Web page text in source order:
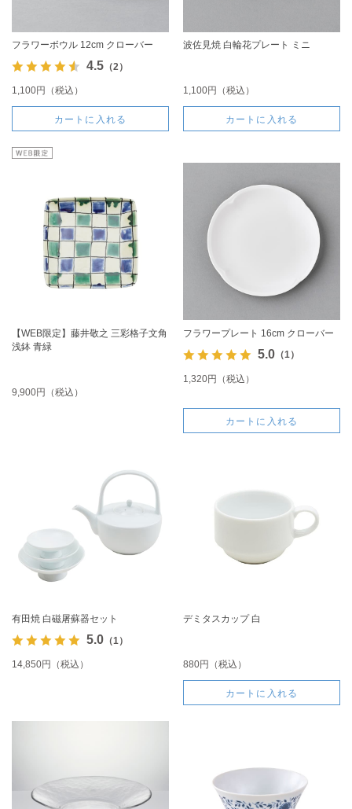
フラワーボウル 12cm クローバー
4.5（2）
1,100円（税込）
カートに入れる
波佐見焼 白輪花プレート ミニ
1,100円（税込）
カートに入れる
【WEB限定】藤井敬之 三彩格子文角
浅鉢 青緑
9,900円（税込）
フラワープレート 16cm クローバー
5.0（1）
1,320円（税込）
カートに入れる
有田焼 白磁屠蘇器セット
5.0（1）
14,850円（税込）
デミタスカップ 白
880円（税込）
カートに入れる